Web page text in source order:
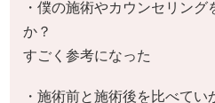
・僕の施術やカウンセリン
か？
すごく参考になった
・施術前と施術後を比べてい